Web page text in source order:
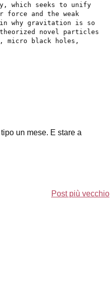
which seeks to unify
force and the weak
why gravitation is so
novel particles
micro black holes,
un mese. E stare a
Post più vecchio